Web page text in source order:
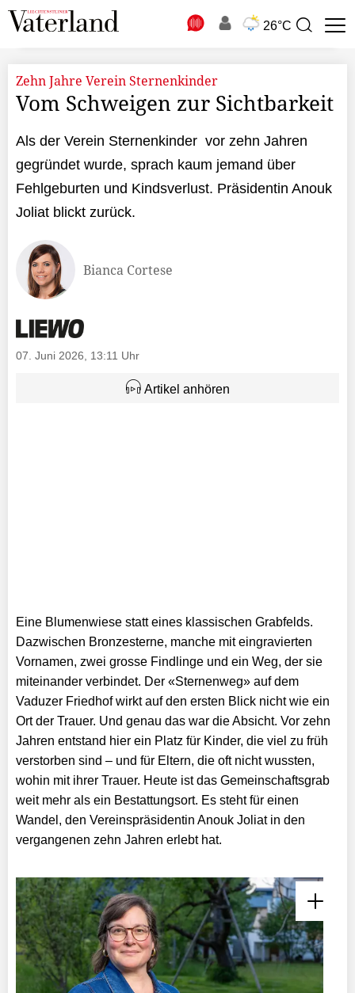
26°C
Suchbegriff
Zehn Jahre Verein Sternenkinder
Vom Schweigen zur Sichtbarkeit
Als der Verein Sternenkinder vor zehn Jahren
gegründet wurde, sprach kaum jemand über
Fehlgeburten und Kindsverlust. Präsidentin Anouk
Joliat blickt zurück.
07. Juni 2026, 13:11 Uhr
Bianca Cortese
Artikel anhören
Eine Blumenwiese statt eines klassischen Grabfelds.
Dazwischen Bronzesterne, manche mit eingravierten
Vornamen, zwei grosse Findlinge und ein Weg, der sie
miteinander verbindet. Der «Sternenweg» auf dem
Vaduzer Friedhof wirkt auf den ersten Blick nicht wie ein
Ort der Trauer. Und genau das war die Absicht. Vor zehn
Jahren entstand hier ein Platz für Kinder, die viel zu früh
verstorben sind – und für Eltern, die oft nicht wussten,
wohin mit ihrer Trauer. Heute ist das Gemeinschaftsgrab
weit mehr als ein Bestattungsort. Es steht für einen
Wandel, den Vereinspräsidentin Anouk Joliat in den
vergangenen zehn Jahren erlebt hat.